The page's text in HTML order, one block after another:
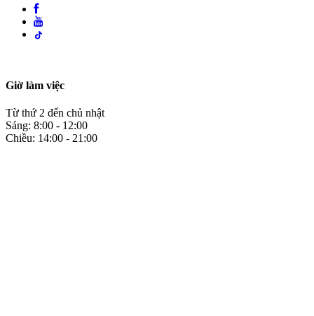
Giờ làm việc
Từ thứ 2 đến chủ nhật
Sáng: 8:00 - 12:00
Chiều: 14:00 - 21:00